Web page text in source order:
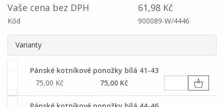
Vaše cena bez DPH 61,98 Kč
Kód 900089-W/4446
Varianty
Pánské kotníkové ponožky bílá 41-43
75,00 Kč
75,00 Kč